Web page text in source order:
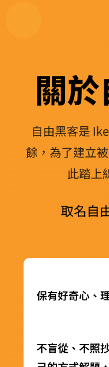
關於
自由黑客是
餘，為了建立
此踏上
取名自
保有好奇心、
不盲從、不照